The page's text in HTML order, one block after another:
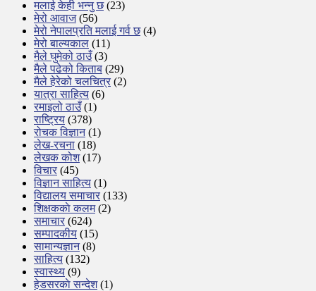
मलाई केही भन्नु छ(23)
मेरो आवाज(56)
मेरो नेपालप्रति मलाई गर्व छ(4)
मेरो बाल्यकाल (11)
मैले घुमेको ठाउँ(3)
मैले पढेको किताब (29)
मैले हेरेको चलचित्र (2)
यात्रा साहित्य (6)
रमाइलो ठाउँ(1)
राष्ट्रिय (378)
रोचक विज्ञान(1)
लेख-रचना (18)
लेखक कोश(17)
विचार (45)
विज्ञान साहित्य (1)
विद्यालय समाचार (133)
शिक्षककाे कलम(2)
समाचार (624)
सम्पादकीय (15)
सामान्यज्ञान(8)
साहित्य (132)
स्वास्थ्य (9)
हेडसरकाे सन्देश(1)